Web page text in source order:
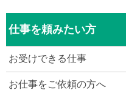
仕事を頼みたい方
お受けできる仕事
お仕事をご依頼の方へ